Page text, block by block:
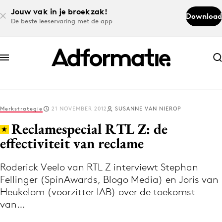
Jouw vak in je broekzak!
De beste leeservaring met de app
Download
Abonneer nu
Abonneer nu
Log in
Volg het laatste nieuws via de Adformatie
Nieuws app
Merkstrategie 21 NOVEMBER 2012 SUSANNE VAN NIEROP
Reclamespecial RTL Z: de
effectiviteit van reclame
Roderick Veelo van RTL Z interviewt Stephan
Fellinger (SpinAwards, Blogo Media) en Joris van
Heukelom (voorzitter IAB) over de toekomst
van…